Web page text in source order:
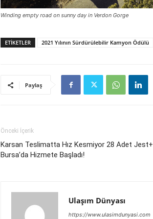
Winding empty road on sunny day in Verdon Gorge
ETIKETLER 2021 Yılının Sürdürülebilir Kamyon Ödülü
Paylaş
Önceki İçerik
Karsan Teslimatta Hız Kesmiyor 28 Adet Jest+
Bursa’da Hizmete Başladı!
Ulaşım Dünyası
https://www.ulasimdunyasi.com